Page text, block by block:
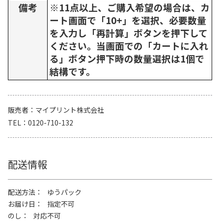
備考
※11点以上、ご購入希望の場合は、カ
ート画面で「10+」を選択、必要数量
を入力し「再計算」ボタンを押下して
ください。当画面での「カートに入れ
る」ボタン押下時の数量選択は1個で
結構です。
販売者
マイプリント株式会社
TEL
0120-710-132
配送情報
配送方法
ゆうパック
お届け日
指定不可
のし
対応不可